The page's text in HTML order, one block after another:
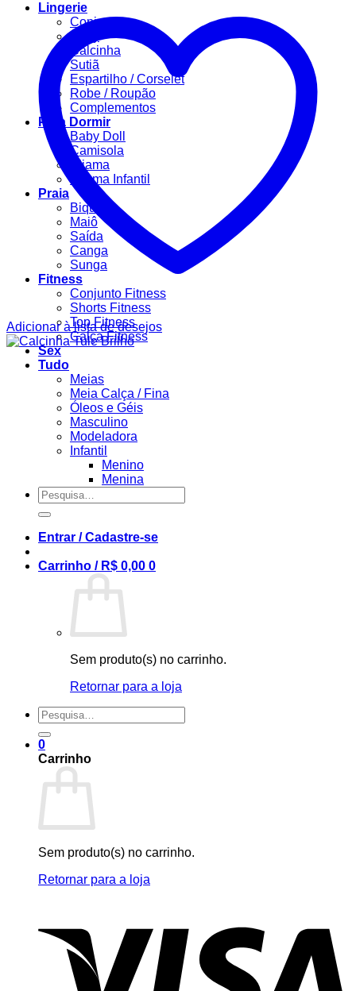
Lingerie
Conjuntos
Body
Calcinha
Sutiã
Espartilho / Corselet
Robe / Roupão
Complementos
Para Dormir
Baby Doll
Camisola
Pijama
Pijama Infantil
Praia
Biquíni
Maiô
Saída
Canga
Sunga
Fitness
Conjunto Fitness
Shorts Fitness
Top Fitness
Calça Fitness
Sex
Tudo
Meias
Meia Calça / Fina
Óleos e Géis
Masculino
Modeladora
Infantil
Menino
Menina
Pesquisar
por:
Entrar / Cadastre-se
Carrinho / R$ 0,00 0
Sem produto(s) no carrinho.
Retornar para a loja
Pesquisar
por:
0
Carrinho
Sem produto(s) no carrinho.
Retornar para a loja
Adicionar à lista de desejos